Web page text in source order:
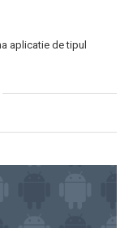
aplicatie de tipul